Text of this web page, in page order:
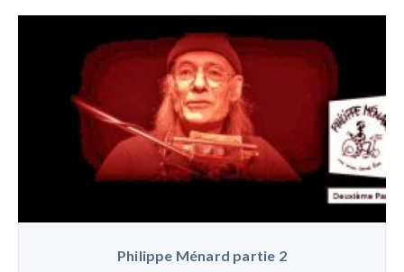
Philippe Ménard partie 2